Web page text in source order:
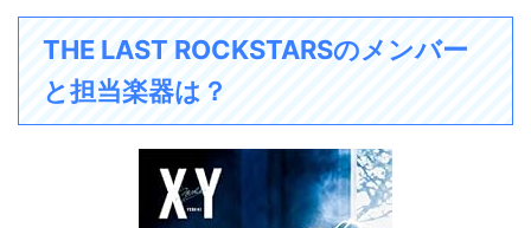
THE LAST ROCKSTARSのメンバー
と担当楽器は？